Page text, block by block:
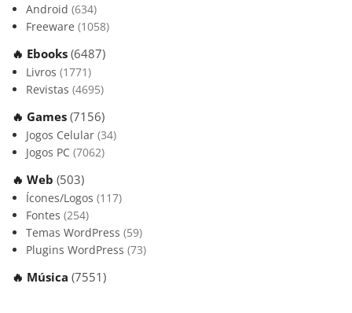
Android (634)
Freeware (1058)
🔥 Ebooks (6487)
Livros (1771)
Revistas (4695)
🔥 Games (7156)
Jogos Celular (34)
Jogos PC (7062)
🔥 Web (503)
Ícones/Logos (117)
Fontes (254)
Temas WordPress (59)
Plugins WordPress (73)
🔥 Música (7551)